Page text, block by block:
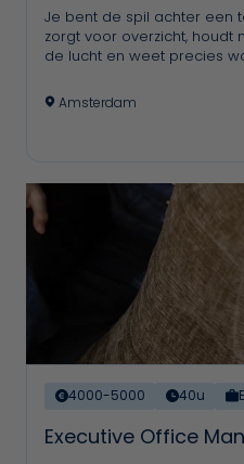
Je bent de spil achter een
zorgt voor overzicht, houdt
de lucht en weet precies
Amsterdam
4000-5000 40u
Executive Office